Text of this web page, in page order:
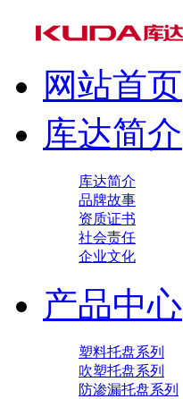
网站首页
库达简介
库达简介
品牌故事
资质证书
社会责任
企业文化
产品中心
塑料托盘系列
吹塑托盘系列
防渗漏托盘系列